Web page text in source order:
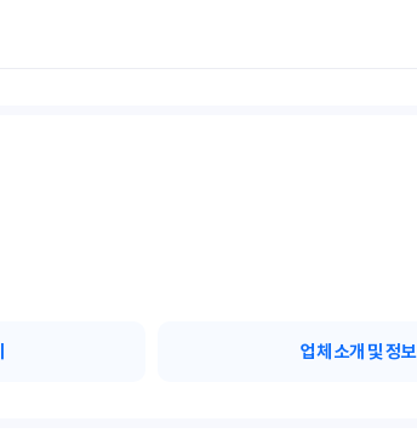
업체 소개 및 정보